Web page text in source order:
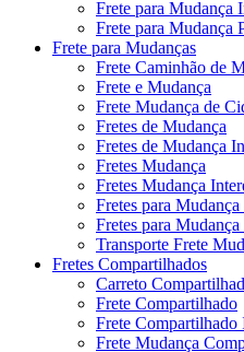
Frete para Mudança
Frete para Mudança
Frete para Mudanças
Frete Caminhão de
Frete e Mudança
Frete Mudança de
Fretes de Mudança
Fretes de Mudança
Fretes Mudança
Fretes Mudança
Fretes para Mudança
Fretes para Mudança
Transporte Frete
Fretes Compartilhados
Carreto
Frete Compartilhado
Frete Compartilhado
Frete Mudança